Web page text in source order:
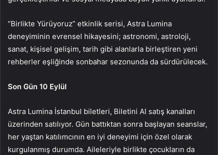
“Birlikte Yürüyoruz” etkinlik serisi, Astra Lumina
deneyiminin evrensel hikayesini; astronomi, astroloji,
sanat, kişisel gelişim, tarih gibi alanlarla birleştiren yeni
rehberler eşliğinde sonbahar sezonunda da sürdürülecek.
Son Gün 10 Eylül
Astra Lumina İstanbul biletleri, Biletini Al satış kanalları
üzerinden satılıyor. Gün battıktan sonra başlayan seanslar,
her yaştan katılımcının en iyi deneyimi için özel olarak
kurgulanmış durumda. Aileleriyle birlikte çocukların da